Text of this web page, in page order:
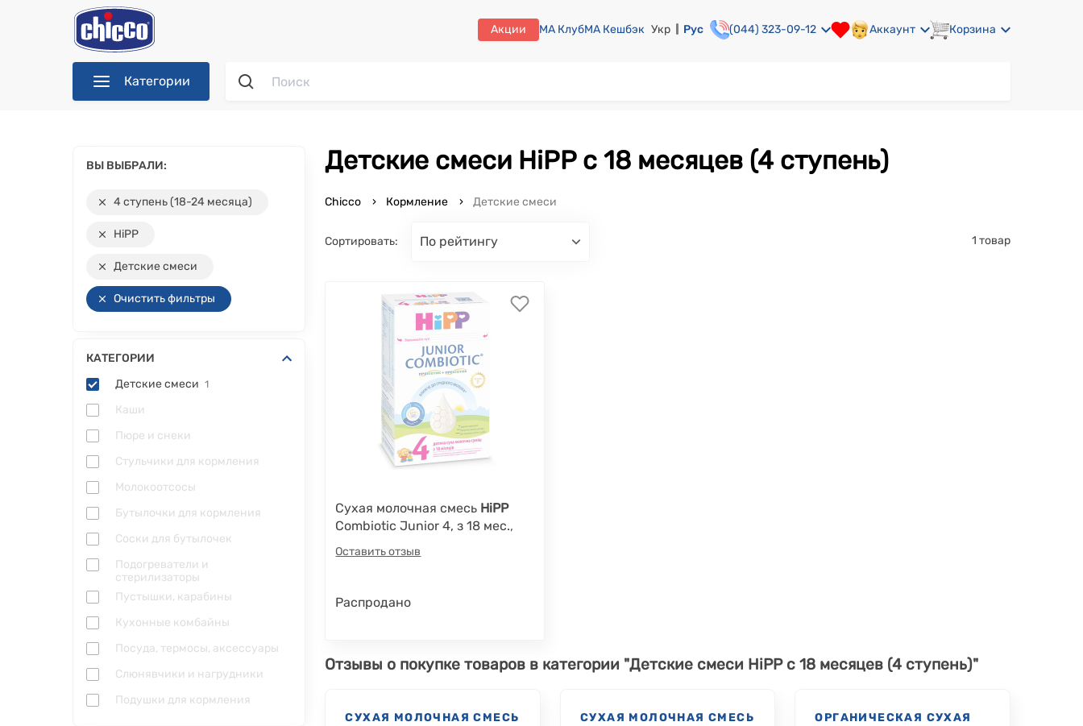
Акции МА КлубМА Кешбэк Укр Рус (044) 323-09-12 Аккаунт Корзина
Категории
ВЫ ВЫБРАЛИ:
4 ступень (18-24 месяца)
HiPP
Детские смеси
Очистить фильтры
КАТЕГОРИИ
Детские смеси 1
Каши
Пюре и снеки
Стульчики для кормления
Молокоотсосы
Бутылочки для кормления
Соски для бутылочек
Подогреватели и
стерилизаторы
Пустышки, карабины
Кухонные комбайны
Посуда, термосы, аксессуары
Слюнявчики и нагрудники
Подушки для кормления
Детские смеси HiPP с 18 месяцев (4 ступень)
Chicco Кормление Детские смеси
Сортировать: по рейтингу 1 товар
Cухая молочная смесь HiPP
Combiotic Junior 4, з 18 мес.,
500 г
Оставить отзыв
Распродано
Отзывы о покупке товаров в категории "Детские смеси HiPP с 18 месяцев (4 ступень)"
СУХАЯ МОЛОЧНАЯ СМЕСЬ
СУХАЯ МОЛОЧНАЯ СМЕСЬ
ОРГАНИЧЕСКАЯ СУХАЯ